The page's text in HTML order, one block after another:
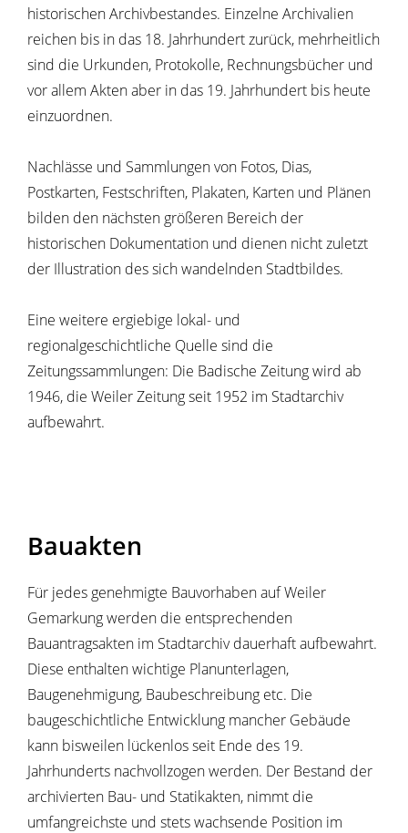
historischen Archivbestandes. Einzelne Archivalien
reichen bis in das 18. Jahrhundert zurück, mehrheitlich
sind die Urkunden, Protokolle, Rechnungsbücher und
vor allem Akten aber in das 19. Jahrhundert bis heute
einzuordnen.
Nachlässe und Sammlungen von Fotos, Dias,
Postkarten, Festschriften, Plakaten, Karten und Plänen
bilden den nächsten größeren Bereich der
historischen Dokumentation und dienen nicht zuletzt
der Illustration des sich wandelnden Stadtbildes.
Eine weitere ergiebige lokal- und
regionalgeschichtliche Quelle sind die
Zeitungssammlungen: Die Badische Zeitung wird ab
1946, die Weiler Zeitung seit 1952 im Stadtarchiv
aufbewahrt.
Bauakten
Für jedes genehmigte Bauvorhaben auf Weiler
Gemarkung werden die entsprechenden
Bauantragsakten im Stadtarchiv dauerhaft aufbewahrt.
Diese enthalten wichtige Planunterlagen,
Baugenehmigung, Baubeschreibung etc. Die
baugeschichtliche Entwicklung mancher Gebäude
kann bisweilen lückenlos seit Ende des 19.
Jahrhunderts nachvollzogen werden. Der Bestand der
archivierten Bau- und Statikakten, nimmt die
umfangreichste und stets wachsende Position im